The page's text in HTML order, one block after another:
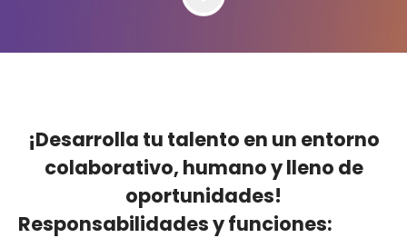
¡Desarrolla tu talento en un entorno
colaborativo, humano y lleno de
oportunidades!
Responsabilidades y funciones: